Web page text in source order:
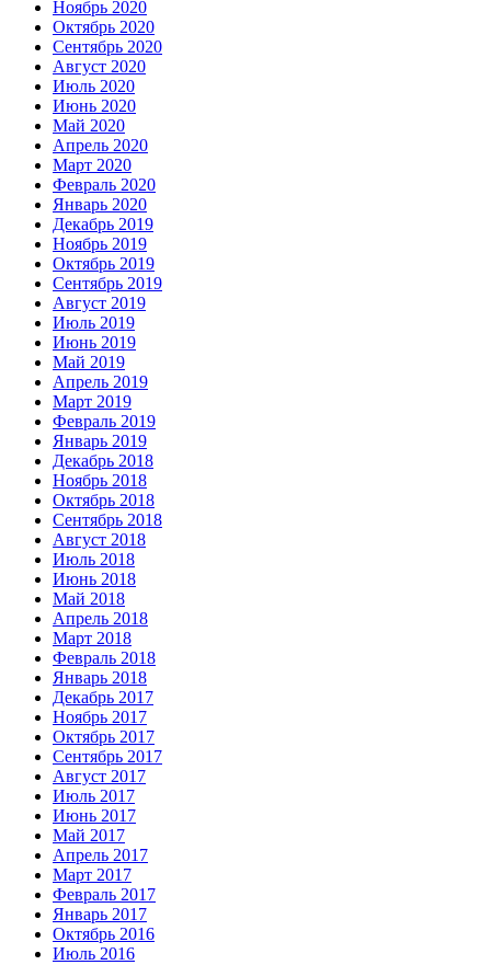
Ноябрь 2020
Октябрь 2020
Сентябрь 2020
Август 2020
Июль 2020
Июнь 2020
Май 2020
Апрель 2020
Март 2020
Февраль 2020
Январь 2020
Декабрь 2019
Ноябрь 2019
Октябрь 2019
Сентябрь 2019
Август 2019
Июль 2019
Июнь 2019
Май 2019
Апрель 2019
Март 2019
Февраль 2019
Январь 2019
Декабрь 2018
Ноябрь 2018
Октябрь 2018
Сентябрь 2018
Август 2018
Июль 2018
Июнь 2018
Май 2018
Апрель 2018
Март 2018
Февраль 2018
Январь 2018
Декабрь 2017
Ноябрь 2017
Октябрь 2017
Сентябрь 2017
Август 2017
Июль 2017
Июнь 2017
Май 2017
Апрель 2017
Март 2017
Февраль 2017
Январь 2017
Октябрь 2016
Июль 2016